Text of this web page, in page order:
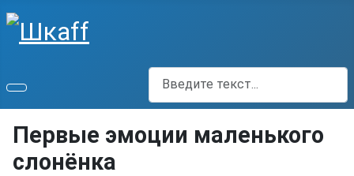
Поиск
Первые эмоции маленького
слонёнка